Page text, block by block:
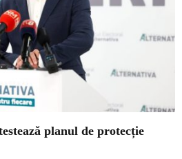
planul de protecție